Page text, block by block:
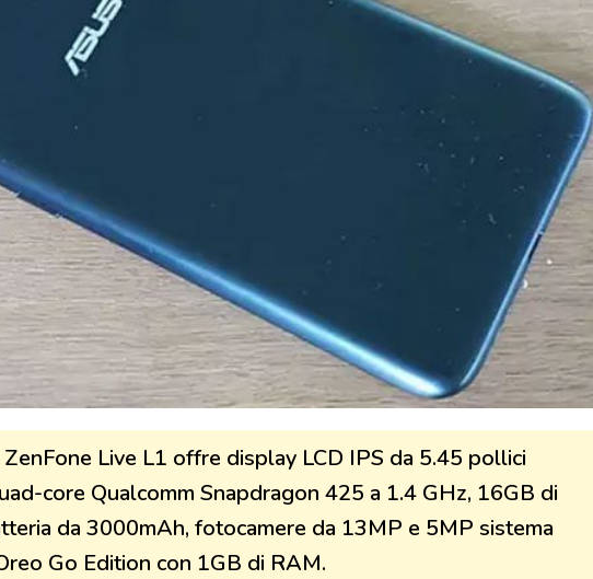
Live L1 offre display LCD IPS da 5.45 pollici
core Qualcomm Snapdragon 425 a 1.4 GHz, 16GB di
da 3000mAh, fotocamere da 13MP e 5MP sistema
Go Edition con 1GB di RAM.